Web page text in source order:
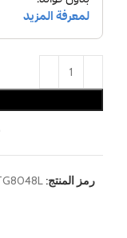
رمز المنتج: